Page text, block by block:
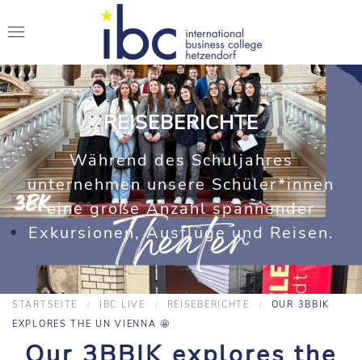
REISEBERICHTE
Während des Schuljahres
unternehmen unsere Schüler*innen
eine große Anzahl spannender
Exkursionen, Ausflüge und Reisen.
STARTSEITE IBC LIVE REISEBERICHTE
OUR 3BBIK
EXPLORES THE UN VIENNA 🤩